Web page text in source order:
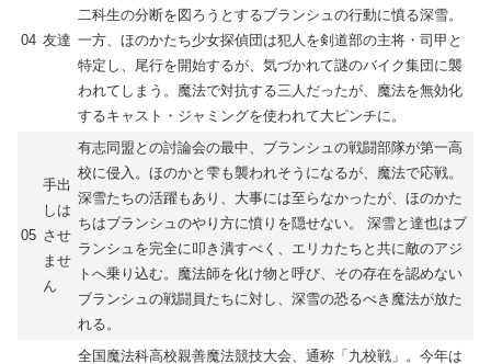
04 友達
二科生の分断を図ろうとするブランシュの行動に憤る深雪。
一方、ほのかたち少女探偵団は犯人を剣道部の主将・司甲と
特定し、尾行を開始するが、気づかれて謎のバイク集団に襲
われてしまう。魔法で対抗する三人だったが、魔法を無効化
するキャスト・ジャミングを使われて大ピンチに。
05
手出
しは
させ
ませ
ん
有志同盟との討論会の最中、ブランシュの戦闘部隊が第一高
校に侵入。ほのかと雫も襲われそうになるが、魔法で応戦。
深雪たちの活躍もあり、大事には至らなかったが、ほのかた
ちはブランシュのやり方に憤りを隠せない。 深雪と達也はブ
ランシュを完全に叩き潰すべく、エリカたちと共に敵のアジ
トへ乗り込む。魔法師を化け物と呼び、その存在を認めない
ブランシュの戦闘員たちに対し、深雪の恐るべき魔法が放た
れる。
全国魔法科高校親善魔法競技大会、通称「九校戦」。今年は